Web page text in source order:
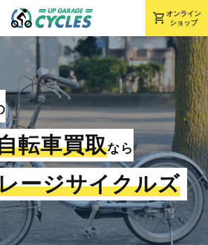
shopping_cart オンライン
ショップ
転車買取なら
ージサイクルズ